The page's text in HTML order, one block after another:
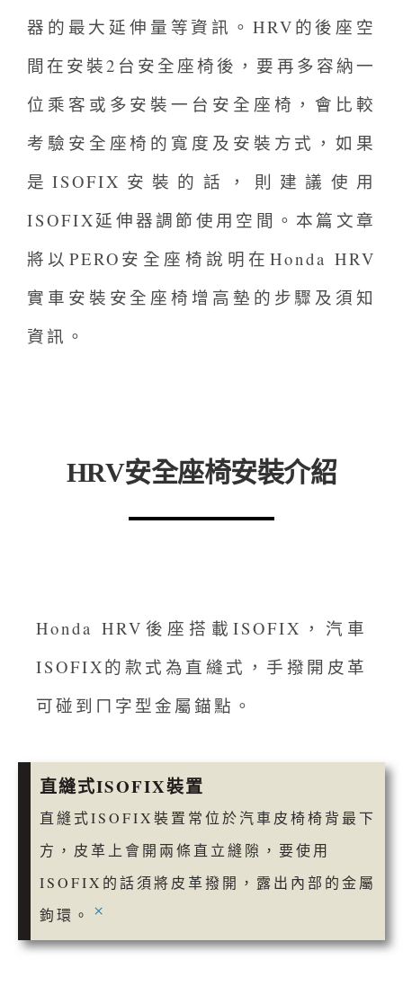
器的最大延伸量等資訊。HRV的後座空
間在安裝2台安全座椅後，要再多容納一
位乘客或多安裝一台安全座椅，會比較
考驗安全座椅的寬度及安裝方式，如果
是ISOFIX安裝的話，則建議使用
ISOFIX延伸器調節使用空間。本篇文章
將以PERO安全座椅說明在Honda HRV
實車安裝安全座椅增高墊的步驟及須知
資訊。
HRV安全座椅安裝介紹
Honda HRV後座搭載ISOFIX，汽車
ISOFIX的款式為直縫式，手撥開皮革
可碰到ㄇ字型金屬錨點。
直縫式ISOFIX裝置
直縫式ISOFIX裝置常位於汽車皮椅椅背最下
方，皮革上會開兩條直立縫隙，要使用
ISOFIX的話須將皮革撥開，露出內部的金屬
鉤環。 ×